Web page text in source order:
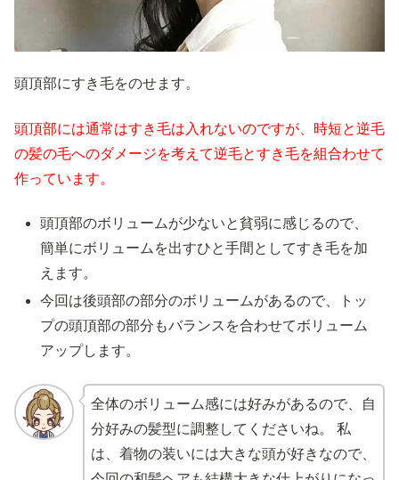
頭頂部にすき毛をのせます。
頭頂部には通常はすき毛は入れないのですが、時短と逆毛
の髪の毛へのダメージを考えて逆毛とすき毛を組合わせて
作っています。
頭頂部のボリュームが少ないと貧弱に感じるので、
簡単にボリュームを出すひと手間としてすき毛を加
えます。
今回は後頭部の部分のボリュームがあるので、トッ
プの頭頂部の部分もバランスを合わせてボリューム
アップします。
全体のボリューム感には好みがあるので、自
分好みの髪型に調整してくださいね。 私
は、着物の装いには大きな頭が好きなので、